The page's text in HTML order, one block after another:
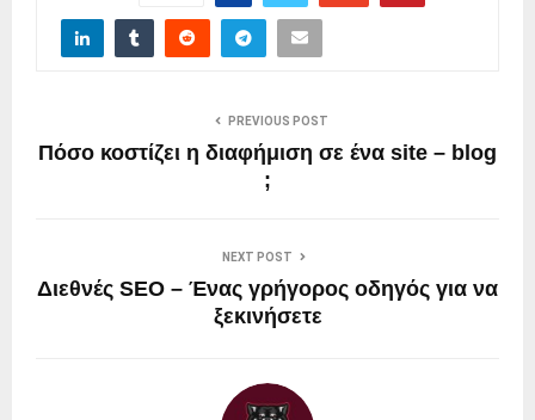
PREVIOUS POST
Πόσο κοστίζει η διαφήμιση σε ένα site – blog
;
NEXT POST
Διεθνές SEO – Ένας γρήγορος οδηγός για να
ξεκινήσετε